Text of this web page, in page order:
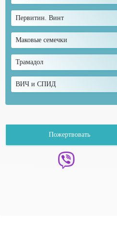
Первитин. Винт
Маковые семечки
Трамадол
ВИЧ и СПИД
Пожертвовать